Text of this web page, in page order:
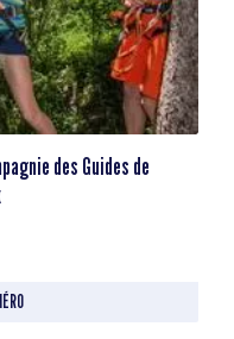
des Guides de